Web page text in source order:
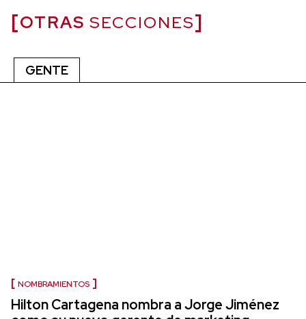
OTRAS SECCIONES
GENTE
NOMBRAMIENTOS
Hilton Cartagena nombra a Jorge Jiménez